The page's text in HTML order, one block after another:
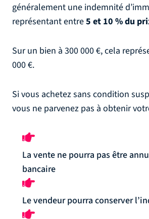
généralement une indemnité
représentant entre5 et 10 % du
Sur un bien à 300 000 €, cela
000 €.
Si vous achetez sans condition
vous ne parvenez pas à obtenir
La vente ne pourra pas être
bancaire
Le vendeur pourra conserver